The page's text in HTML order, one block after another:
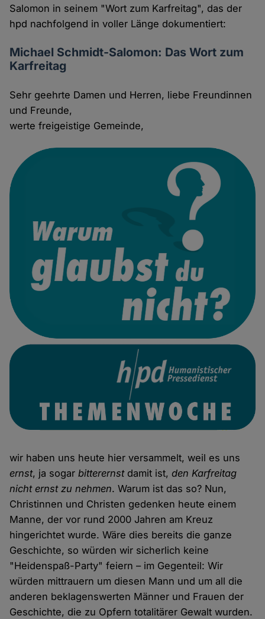
Salomon in seinem "Wort zum Karfreitag", das der
hpd nachfolgend in voller Länge dokumentiert:
Michael Schmidt-Salomon: Das Wort zum
Karfreitag
Sehr geehrte Damen und Herren, liebe Freundinnen
und Freunde,
werte freigeistige Gemeinde,
wir haben uns heute hier versammelt, weil es uns
ernst, ja sogarbitterernstdamit ist,den Karfreitag
nicht ernst zu nehmen. Warum ist das so? Nun,
Christinnen und Christen gedenken heute einem
Manne, der vor rund 2000 Jahren am Kreuz
hingerichtet wurde. Wäre dies bereits die ganze
Geschichte, so würden wir sicherlich keine
"Heidenspaß-Party" feiern – im Gegenteil: Wir
würden mittrauern um diesen Mann und um all die
anderen beklagenswerten Männer und Frauen der
Geschichte, die zu Opfern totalitärer Gewalt wurden.